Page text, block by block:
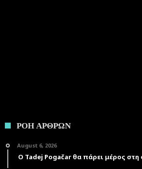
ΡΟΗ ΑΡΘΡΩΝ
August 6, 2026
Ο Tadej Pogačar θα πάρει μέρος στη